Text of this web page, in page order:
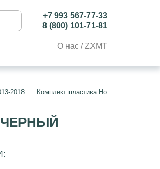
+7 993 567-77-33
8 (800) 101-71-81
О нас / ZXMT
2018 Комплект пластика Honda CBR600RR
ЧЕРНЫЙ